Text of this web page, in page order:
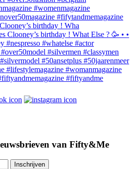
birthday ! Wha
van Fifty&Me
Inschrijven